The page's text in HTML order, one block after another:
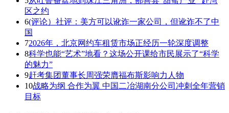
区之约
6(评论）社评：美方可以讹诈一家公司，但讹诈不了中
国
72026年，北京网约车租赁市场正经历一轮深度调整
8科学也能“艺术”地看？这场公开课给市民展示了“科学
的魅力”
9赶考集团董事长周强荣膺福布斯影响力人物
10战略为纲 合作为翼 中国二冶湖南分公司冲刺全年营销
目标